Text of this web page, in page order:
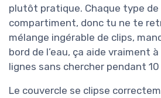
plutôt pratique. Chaque type
compartiment, donc tu ne te
mélange ingérable de clips,
bord de l’eau, ça aide vraiment
lignes sans chercher pendant
Le couvercle se clipse